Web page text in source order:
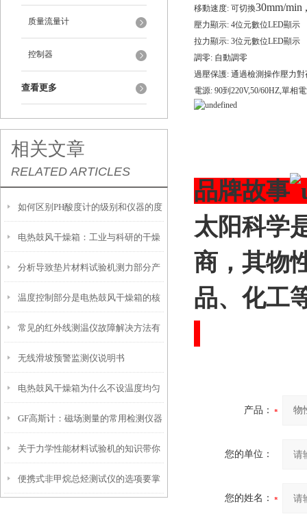
质量流量计
控制器
查看更多
相关文章
RELATED ARTICLES
如何区别PH酸度计的级别和仪器的度
电热鼓风干燥箱：工业与科研的干燥
好帮手
分析导致垫片材料试验机测力部分产
生摩擦力的原因
温度控制部分是电热鼓风干燥箱的核
心部分
常见的红外线测温仪故障解决方法有
哪些
无线滑坡预警监测仪说明书
电热鼓风干燥箱为什么不设温度均匀
度参数？
GF高斯计：磁场测量的常用检测仪器
关于力学性能材料试验机的知识带你
了解一下
便携式非甲烷总烃测试仪的选项要掌
移動速度: 可切換30mm/min
壓力顯示: 4位元數位LED顯示
拉力顯示: 3位元數位LED顯示
調零: 自動調零
過壓保護: 通過檢測操作壓力
電源: 90到 220V,50/60HZ,單相
品牌故事
太阳科学
商，其物
品、化工
产品：
您的单位：
您的姓名：